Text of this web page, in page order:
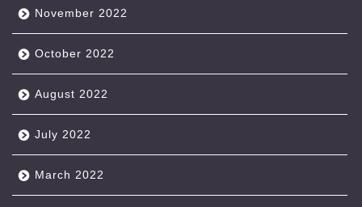
November 2022
October 2022
August 2022
July 2022
March 2022